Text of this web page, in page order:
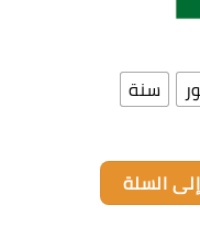
سنة
-أمريكي ]
السلة